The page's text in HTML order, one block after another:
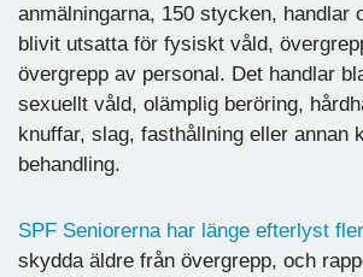
anmälningarna, 150 stycken, handlar
blivit utsatta för fysiskt våld,
övergrepp av personal. Det handlar
sexuellt våld, olämplig beröring,
knuffar, slag, fasthållning eller annan
behandling.
SPF Seniorerna har länge efterlyst
skydda äldre från övergrepp, och